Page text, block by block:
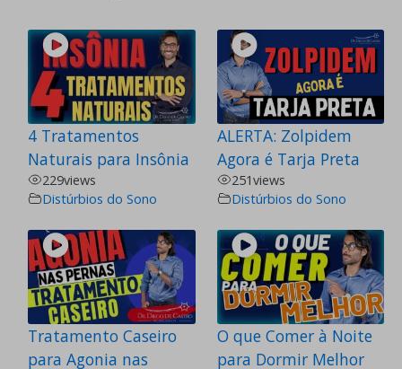
4 Tratamentos
Naturais para Insônia
229views
Distúrbios do Sono
ALERTA: Zolpidem
Agora é Tarja Preta
251views
Distúrbios do Sono
Tratamento Caseiro
para Agonia nas
O que Comer à Noite
para Dormir Melhor